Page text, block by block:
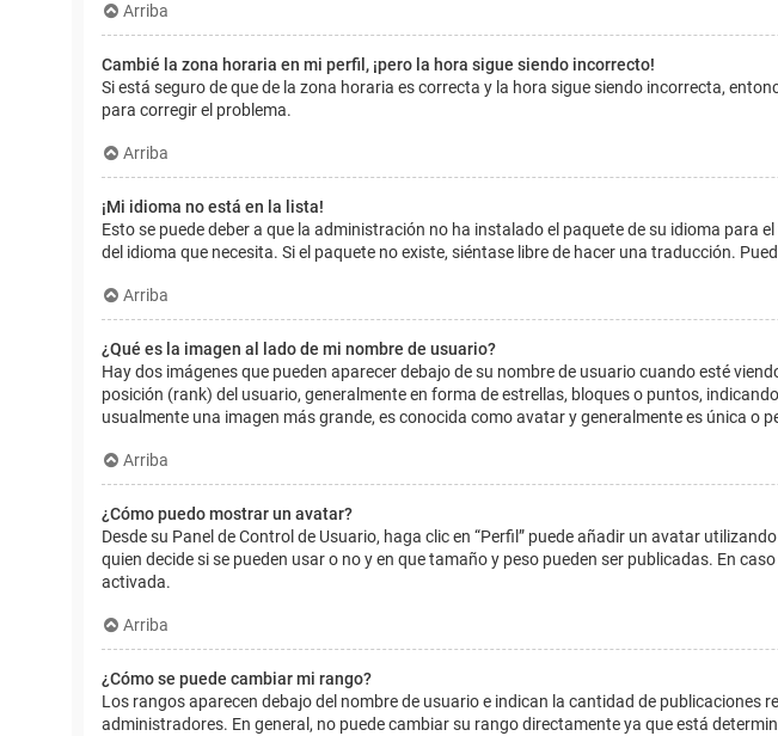
Arriba
Cambié la zona horaria en mi perfil, ¡pero la hora sigue siendo incorrecto!
Si está seguro de que de la zona horaria es correcta y la hora sigue siendo incorrecta,
para corregir el problema.
Arriba
¡Mi idioma no está en la lista!
Esto se puede deber a que la administración no ha instalado el paquete de su idioma
del idioma que necesita. Si el paquete no existe, siéntase libre de hacer una traducción.
Arriba
¿Qué es la imagen al lado de mi nombre de usuario?
Hay dos imágenes que pueden aparecer debajo de su nombre de usuario cuando esté
posición (rank) del usuario, generalmente en forma de estrellas, bloques o puntos,
usualmente una imagen más grande, es conocida como avatar y generalmente es única o
Arriba
¿Cómo puedo mostrar un avatar?
Desde su Panel de Control de Usuario, haga clic en “Perfil” puede añadir un avatar
quien decide si se pueden usar o no y en que tamaño y peso pueden ser publicadas. En
activada.
Arriba
¿Cómo se puede cambiar mi rango?
Los rangos aparecen debajo del nombre de usuario e indican la cantidad de
administradores. En general, no puede cambiar su rango directamente ya que está